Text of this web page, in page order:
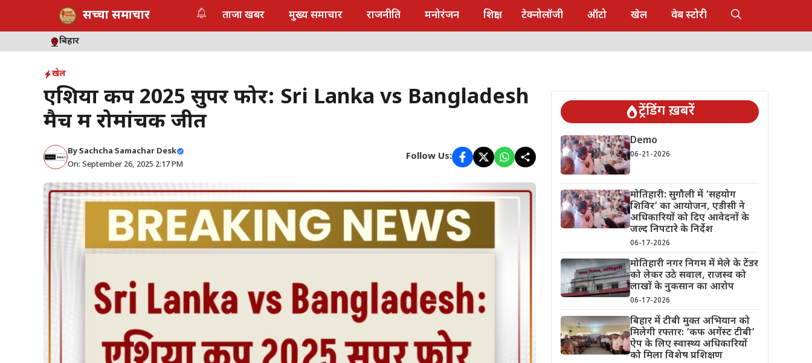
सच्चा समाचार ताजा खबर मुख्य समाचार राजनीति मनोरंजन शिक्षा टेक्नोलॉजी ऑटो खेल वेब स्टोरी
बिहार
खेल
एशिया कप 2025 सुपर फोर: Sri Lanka vs Bangladesh
मैच में रोमांचक जीत
BySachcha Samachar Desk
On: September 26, 2025 2:17 PM
Follow Us:
ट्रेंडिंग ख़बरें
Demo
06-21-2026
मोतिहारी: सुगौली में ‘सहयोग
शिविर’ का आयोजन, एडीसी ने
अधिकारियों को दिए आवेदनों के
जल्द निपटारे के निर्देश
06-17-2026
मोतिहारी नगर निगम में मेले के टेंडर
को लेकर उठे सवाल, राजस्व को
लाखों के नुकसान का आरोप
06-17-2026
बिहार में टीबी मुक्त अभियान को
मिलेगी रफ्तार: ‘कफ अगेंस्ट टीबी’
ऐप के लिए स्वास्थ्य अधिकारियों
को मिला विशेष प्रशिक्षण